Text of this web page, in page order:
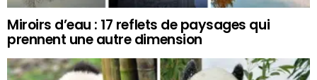
Miroirs d’eau : 17 reflets de paysages qui
prennent une autre dimension